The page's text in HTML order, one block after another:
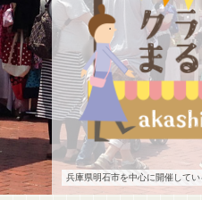
兵庫県明石市を中心に開催して